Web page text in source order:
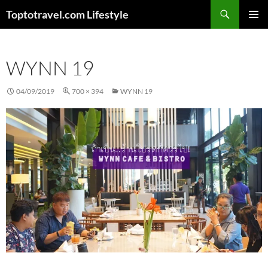
Toptotravel.com Lifestyle
WYNN 19
04/09/2019 700 × 394 WYNN 19